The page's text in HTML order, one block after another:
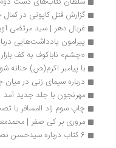
گزارش قتل کاپوتی در کمال
غربال دهر | سید مرتضی آوینی
پیرامون یادداشت‌هایی درباره‌ی
«چشم» ناباکوف به کف بازار تهران
با پیامبر اکرم(ص) حنانه شو
درباره سیمای زنی در میان جمع |
مهرنجون با جلد جدید آمد
چاپ سوم زاد المسافر با تصحیح
مروری بر کی صفر | محمدمعین